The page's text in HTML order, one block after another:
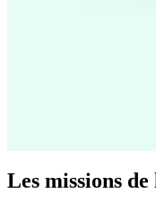
Les missions